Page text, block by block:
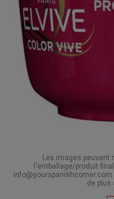
Les images peuvent
l'emballage/produit
de plus